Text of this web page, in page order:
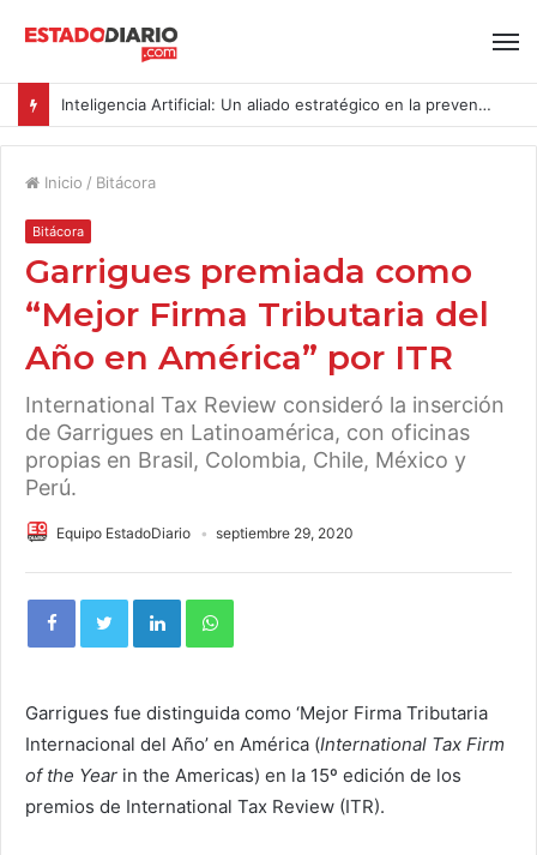
Inteligencia Artificial: Un aliado estratégico en la prevención del acoso y la violencia laboral bajo la Ley Karin
Inicio / Bitácora
Bitácora
Garrigues premiada como
“Mejor Firma Tributaria del
Año en América” por ITR
International Tax Review consideró la inserción
de Garrigues en Latinoamérica, con oficinas
propias en Brasil, Colombia, Chile, México y
Perú.
Equipo EstadoDiario septiembre 29, 2020
Garrigues fue distinguida como ‘Mejor Firma Tributaria
Internacional del Año’ en América (International Tax Firm
of the Year in the Americas) en la 15º edición de los
premios de International Tax Review (ITR).